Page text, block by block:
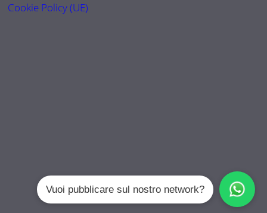
Cookie Policy (UE)
Vuoi pubblicare sul nostro network?